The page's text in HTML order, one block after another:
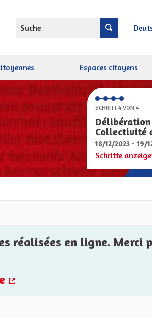
Suche
Espaces citoyens
SCHRITT 4 VON 4
Collectivité
18/12/2023 - 19/
Schritte
réalisées en ligne. Merci